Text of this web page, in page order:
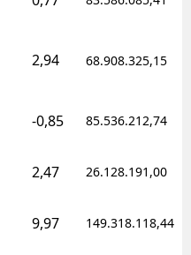
2,94 68.908.325,15
-0,85 85.536.212,74
2,47 26.128.191,00
9,97 149.318.118,44